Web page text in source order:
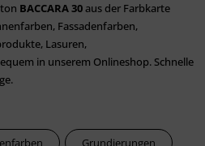
BACCARA 30aus der Farbkarte
Fassadenfarben,
Lasuren,
in unserem Onlineshop. Schnelle
Grundierungen